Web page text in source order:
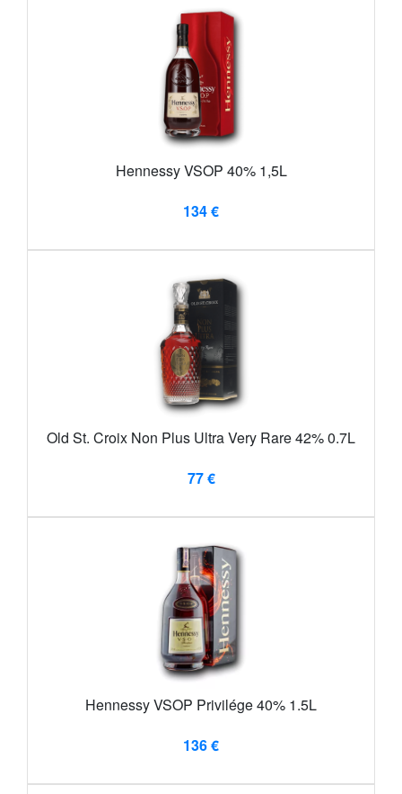
Hennessy VSOP 40% 1,5L
134 €
Old St. Croix Non Plus Ultra Very Rare 42% 0.7L
77 €
Hennessy VSOP Privilége 40% 1.5L
136 €